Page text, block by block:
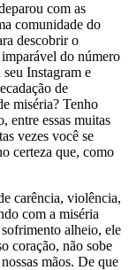
com as
comunidade do
descobrir o
do número
Instagram e
de
miséria? Tenho
entre essas muitas
vezes você se
certeza que, como
carência, violência,
com a miséria
alheio, ele
coração, não sobe
mãos. De que